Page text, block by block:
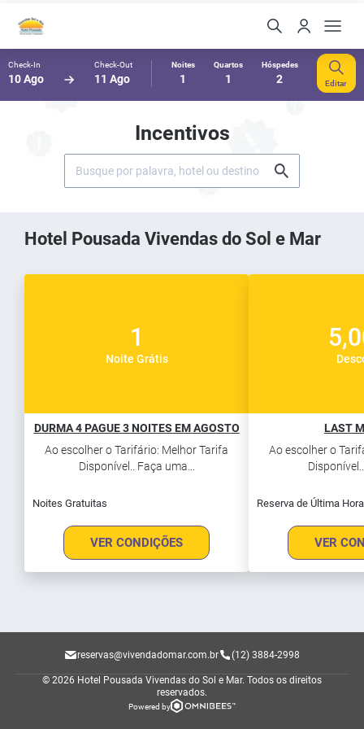
Check-In
10 Ago
Check-Out
11 Ago
Noites
1
Quartos
1
Hóspedes
2 Editar
Incentivos
Hotel Pousada Vivendas do Sol e Mar
1
Noite Grátis
DURMA 4 PAGUE 3 NOITES EM AGOSTO
Ao escolher o Tarifário: Melhor Tarifa
Disponível.. Faça uma...
Noites Gratuitas
VER CONDIÇÕES
LAST
Ao escolher o
Reserva de Última Hora
VER
reservas@vivendadomar.com.br (12) 3884-2998
© 2026 Hotel Pousada Vivendas do Sol e Mar. Todos os direitos
reservados.
Powered by